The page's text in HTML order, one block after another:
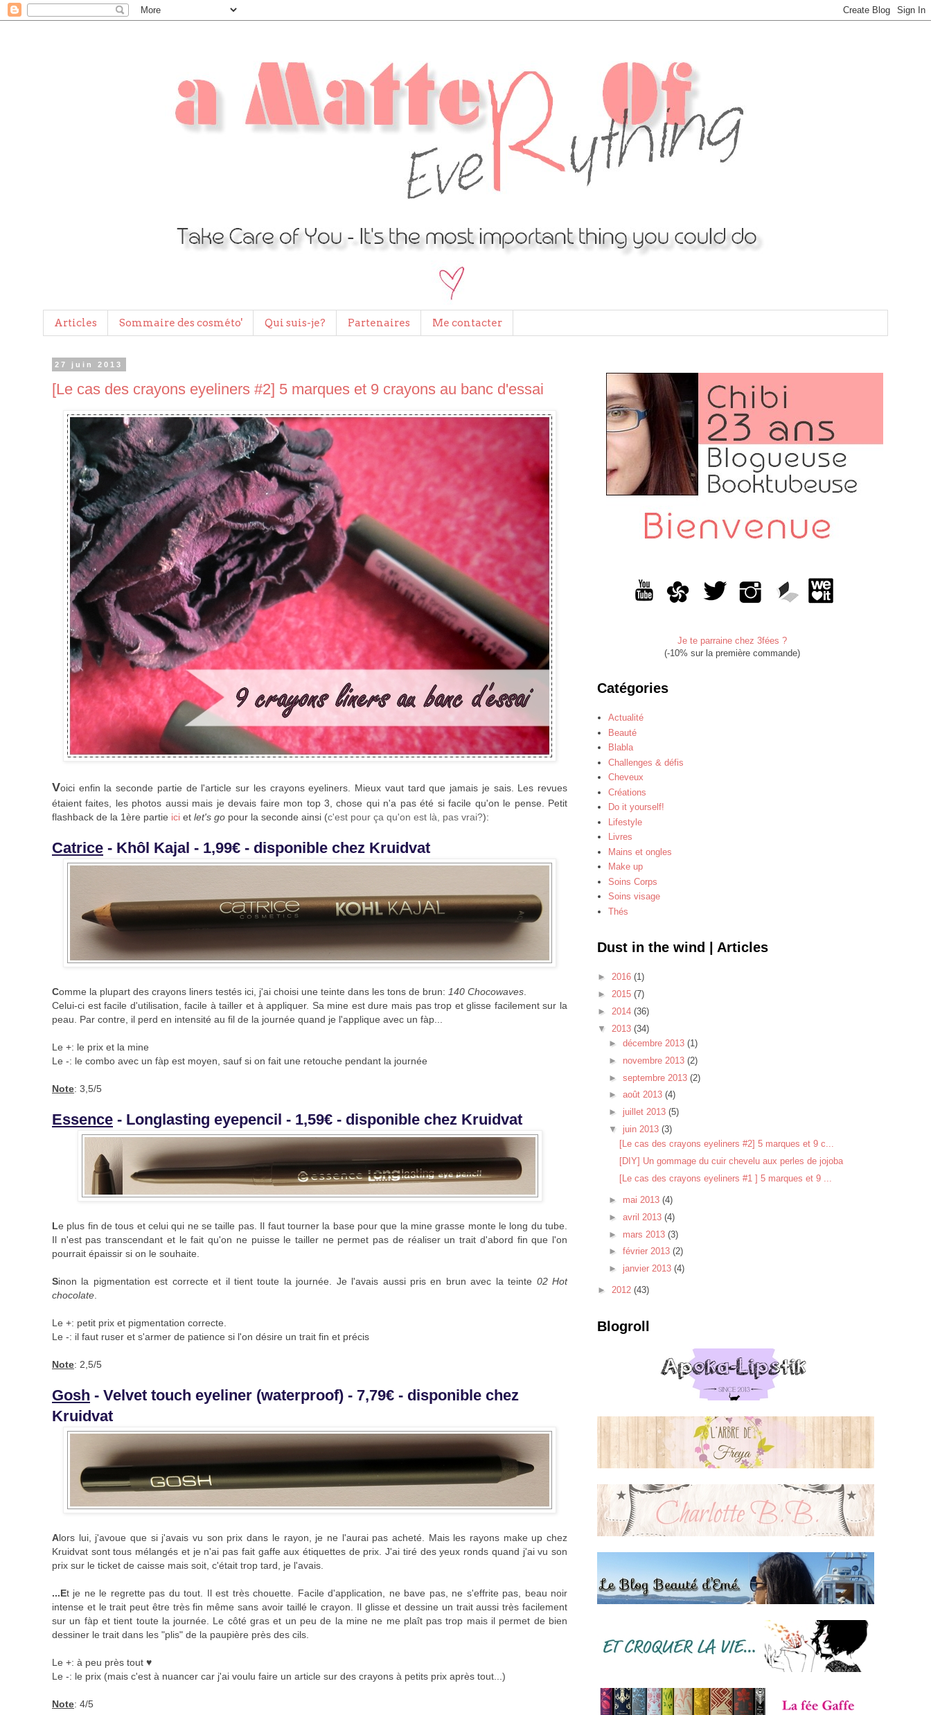
Articles Sommaire des cosméto' Qui suis-je? Partenaires Me contacter
27 juin 2013
[Le cas des crayons eyeliners #2] 5 marques et 9 crayons au banc d'essai
Voici enfin la seconde partie de l'article sur les crayons eyeliners. Mieux vaut tard que jamais je sais. Les revues
étaient faites, les photos aussi mais je devais faire mon top 3, chose qui n'a pas été si facile qu'on le pense. Petit
flashback de la 1ère partie ici et let's go pour la seconde ainsi (c'est pour ça qu'on est là, pas vrai?):
Catrice - Khôl Kajal - 1,99€ - disponible chez Kruidvat
Comme la plupart des crayons liners testés ici, j'ai choisi une teinte dans les tons de brun: 140 Chocowaves
Celui-ci est facile d'utilisation, facile à tailler et à appliquer. Sa mine est dure mais pas trop et glisse facilement sur la
peau. Par contre, il perd en intensité au fil de la journée quand je l'applique avec un fàp...
Le +: le prix et la mine
Le -: le combo avec un fàp est moyen, sauf si on fait une retouche pendant la journée
Note: 3,5/5
Essence - Longlasting eyepencil - 1,59€ - disponible chez Kruidvat
Le plus fin de tous et celui qui ne se taille pas. Il faut tourner la base pour que la mine grasse monte le long du tube.
Il n'est pas transcendant et le fait qu'on ne puisse le tailler ne permet pas de réaliser un trait d'abord fin que l'on
pourrait épaissir si on le souhaite.
Sinon la pigmentation est correcte et il tient toute la journée. Je l'avais aussi pris en brun avec la teinte 02 Hot
chocolate
Le +: petit prix et pigmentation correcte.
Le -: il faut ruser et s'armer de patience si l'on désire un trait fin et précis
Note: 2,5/5
Gosh - Velvet touch eyeliner (waterproof) - 7,79€ - disponible chez
Kruidvat
Alors lui, j'avoue que si j'avais vu son prix dans le rayon, je ne l'aurai pas acheté. Mais les rayons make up chez
Kruidvat sont tous mélangés et je n'ai pas fait gaffe aux étiquettes de prix. J'ai tiré des yeux ronds quand j'ai vu son
prix sur le ticket de caisse mais soit, c'était trop tard, je l'avais.
...Et je ne le regrette pas du tout. Il est très chouette. Facile d'application, ne bave pas, ne s'effrite pas, beau noir
intense et le trait peut être très fin même sans avoir taillé le crayon. Il glisse et dessine un trait aussi très facilement
sur un fàp et tient toute la journée. Le côté gras et un peu de la mine ne me plaît pas trop mais il permet de bien
dessiner le trait dans les "plis" de la paupière près des cils.
Le +: à peu près tout ♥
Le -: le prix (mais c'est à nuancer car j'ai voulu faire un article sur des crayons à petits prix après tout...)
Note: 4/5
Je te parraine chez 3fées ?
(-10% sur la première commande)
Catégories
Actualité
Beauté
Blabla
Challenges & défis
Cheveux
Créations
Do it yourself!
Lifestyle
Livres
Mains et ongles
Make up
Soins Corps
Soins visage
Thés
Dust in the wind | Articles
► 2016 (1)
► 2015 (7)
► 2014 (36)
▼ 2013 (34)
► décembre 2013 (1)
► novembre 2013 (2)
► septembre 2013 (2)
► août 2013 (4)
► juillet 2013 (5)
▼ juin 2013 (3)
[Le cas des crayons eyeliners #2] 5 marques et 9 c...
[DIY] Un gommage du cuir chevelu aux perles de jojoba
[Le cas des crayons eyeliners #1 ] 5 marques et 9 ...
► mai 2013 (4)
► avril 2013 (4)
► mars 2013 (3)
► février 2013 (2)
► janvier 2013 (4)
► 2012 (43)
Blogroll